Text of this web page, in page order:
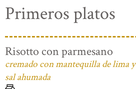
Primeros platos
Risotto con parmesano
cremado con mantequilla de lima y
sal ahumada